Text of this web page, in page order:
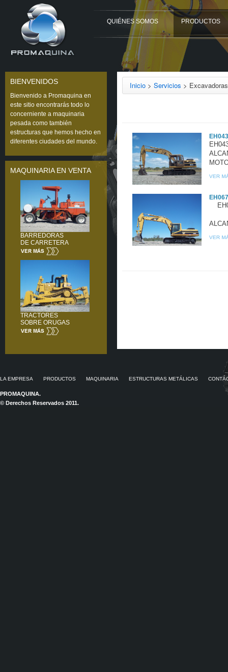
QUIÉNES SOMOS PRODUCTOS
BIENVENIDOS
Bienvenido a Promaquina en
este sitio encontrarás todo lo
concerniente a maquinaria
pesada como también
estructuras que hemos hecho en
diferentes ciudades del mundo.
MAQUINARIA EN VENTA
BARREDORAS
DE CARRETERA
TRACTORES
SOBRE ORUGAS
Inicio > Servicios > Excavadoras
LA EMPRESA PRODUCTOS MAQUINARIA ESTRUCTURAS METÁLICAS
PROMAQUINA.
© Derechos Reservados 2011.